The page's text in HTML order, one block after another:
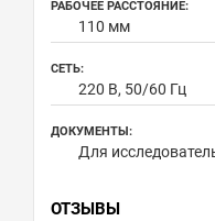
РАБОЧЕЕ РАССТОЯНИЕ:
110 мм
СЕТЬ:
220 В, 50/60 Гц
ДОКУМЕНТЫ:
Для
ОТЗЫВЫ